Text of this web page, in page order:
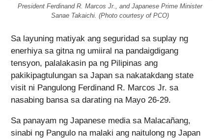
President Ferdinand R. Marcos Jr., and Japanese Prime Minister
Sanae Takaichi. (Photo courtesy of PCO)
Sa layuning matiyak ang seguridad sa suplay ng
enerhiya sa gitna ng umiiral na pandaigdigang
tensyon, palalakasin pa ng Pilipinas ang
pakikipagtulungan sa Japan sa nakatakdang state
visit ni Pangulong Ferdinand R. Marcos Jr. sa
nasabing bansa sa darating na Mayo 26-29.
Sa panayam ng Japanese media sa Malacañang,
sinabi ng Pangulo na malaki ang naitulong ng Japan